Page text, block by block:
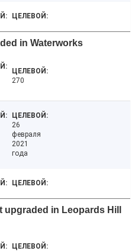
in Waterworks
270
26
февраля
2021
года
in Leopards Hill